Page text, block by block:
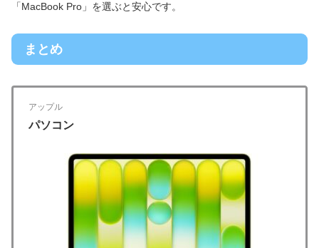
「MacBook Pro」を選ぶと安心です。
まとめ
アップル
パソコン